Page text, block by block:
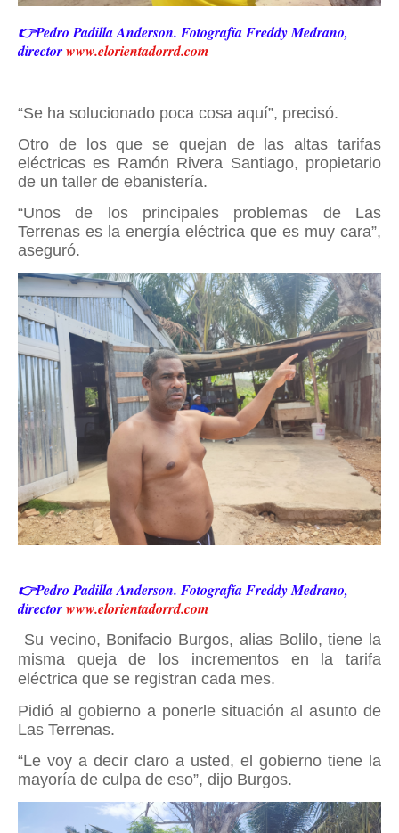
👉Pedro Padilla Anderson. Fotografía Freddy Medrano,
directorwww.elorientadorrd.com
“Se ha solucionado poca cosa aquí”, precisó.
Otro de los que se quejan de las altas tarifas
eléctricas es Ramón Rivera Santiago, propietario
de un taller de ebanistería.
“Unos de los principales problemas de Las
Terrenas es la energía eléctrica que es muy cara”,
aseguró.
👉Pedro Padilla Anderson. Fotografía Freddy Medrano,
directorwww.elorientadorrd.com
Su vecino, Bonifacio Burgos, alias Bolilo, tiene la
misma queja de los incrementos en la tarifa
eléctrica que se registran cada mes.
Pidió al gobierno a ponerle situación al asunto de
Las Terrenas.
“Le voy a decir claro a usted, el gobierno tiene la
mayoría de culpa de eso”, dijo Burgos.